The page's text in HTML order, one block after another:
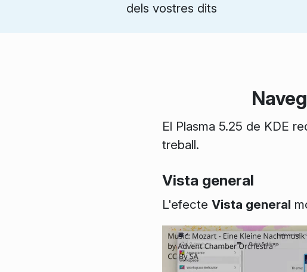
dels vostres dits
El Plasma 5.25 de KDE
treball.
Vista general
L'efecte Vista general